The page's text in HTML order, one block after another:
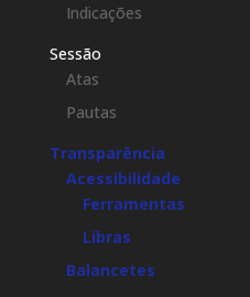
Indicações
Sessão
Atas
Pautas
Transparência
Acessibilidade
Ferramentas
Libras
Balancetes